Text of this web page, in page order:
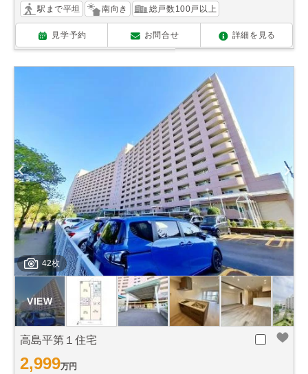
駅まで平坦 南向き 総戸数100戸以上
見学予約 お問合せ 詳細を見る
42枚
高島平第１住宅
2,999万円